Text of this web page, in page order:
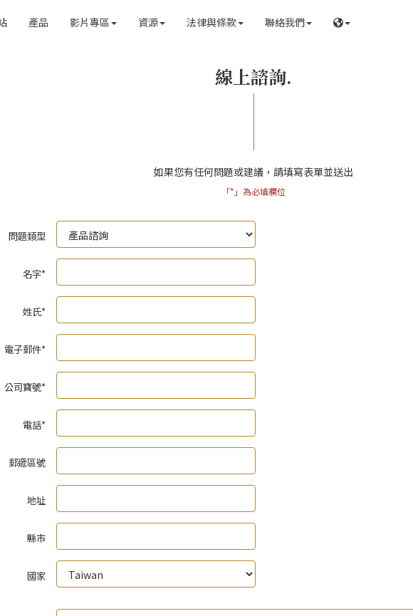
產品 影片專區 資源 法律與條款 聯絡我們
線上諮詢.
如果您有任何問題或建議，請填寫表單並送出
「*」為必填欄位
問題類型
名字*
姓氏*
電子郵件*
公司寶號*
電話*
郵遞區號
地址
縣市
國家